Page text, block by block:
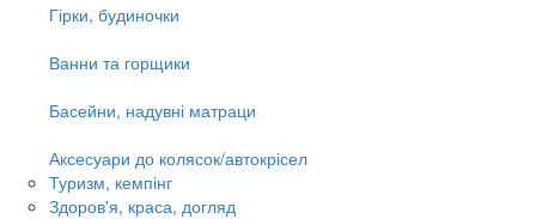
Гірки, будиночки
Ванни та горщики
Басейни, надувні матраци
Аксесуари до колясок/автокрісел
Туризм, кемпінг
Здоров'я, краса, догляд